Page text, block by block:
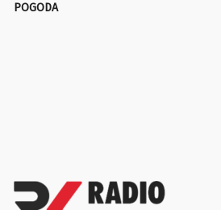
POGODA